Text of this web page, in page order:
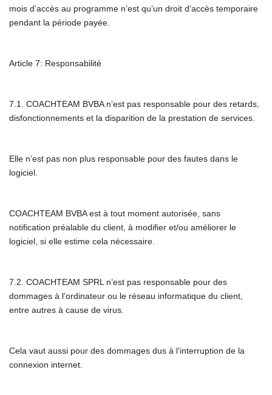
mois d’accès au programme n’est qu’un droit d’accès temporaire
pendant la période payée.
Article 7: Responsabilité
7.1. COACHTEAM BVBA n’est pas responsable pour des retards,
disfonctionnements et la disparition de la prestation de services.
Elle n’est pas non plus responsable pour des fautes dans le
logiciel.
COACHTEAM BVBA est à tout moment autorisée, sans
notification préalable du client, à modifier et/ou améliorer le
logiciel, si elle estime cela nécessaire.
7.2. COACHTEAM SPRL n’est pas responsable pour des
dommages à l’ordinateur ou le réseau informatique du client,
entre autres à cause de virus.
Cela vaut aussi pour des dommages dus à l’interruption de la
connexion internet.